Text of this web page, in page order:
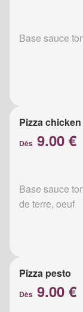
Base sauce
Pizza chicken
Dès 9.00 €
Base sauce
de terre, oeuf
Pizza pesto
Dès 9.00 €